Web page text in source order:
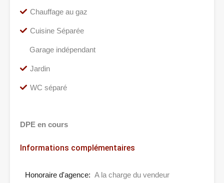
Chauffage au gaz
Cuisine Séparée
Garage indépendant
Jardin
WC séparé
DPE en cours
Informations complémentaires
Honoraire d'agence: A la charge du vendeur